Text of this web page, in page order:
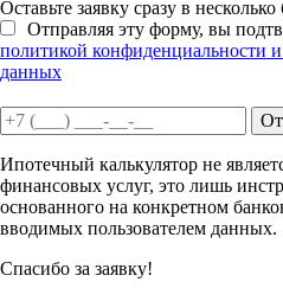
Оставьте заявку сразу в
Отправляя эту форму, вы
политикой конфиденциальности
данных
Ипотечный калькулятор не
финансовых услуг, это лишь
основанного на конкретном
вводимых пользователем данных.
Спасибо за заявку!